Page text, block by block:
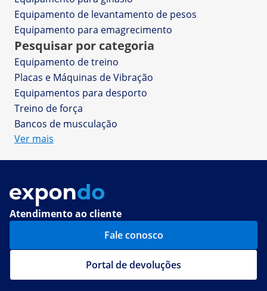
Equipamento de levantamento de pesos
Equipamento para emagrecimento
Pesquisar por categoria
Equipamento de treino
Placas e Máquinas de Vibração
Equipamentos para desporto
Treino de força
Bancos de musculação
Ver mais
Atendimento ao cliente
Fale conosco
Portal de devoluções